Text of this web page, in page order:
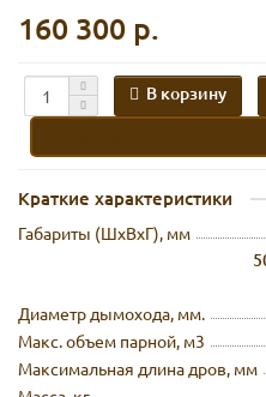
160 300 р.
В корзину
Краткие характеристики
Габариты (ШхВхГ), мм
Диаметр дымохода, мм.
Макс. объем парной, м3
Максимальная длина дров, мм